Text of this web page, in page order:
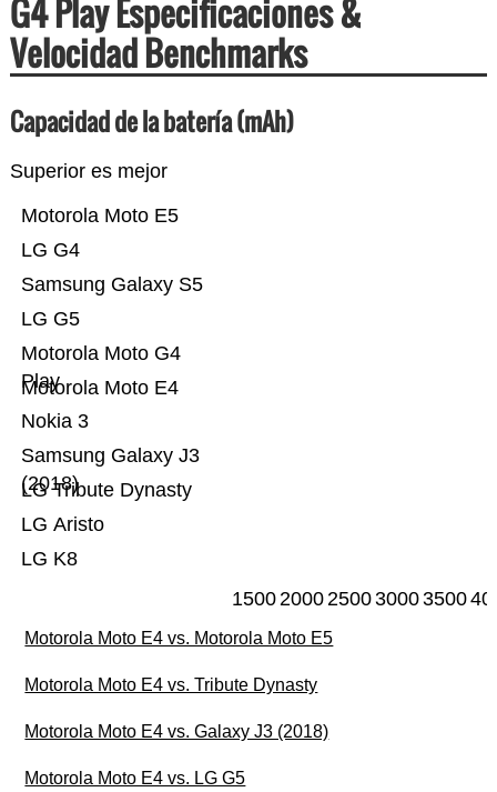
G4 Play Especificaciones &
Velocidad Benchmarks
Capacidad de la batería (mAh)
Superior es mejor
LG K8
LG Aristo
LG Tribute Dynasty
Samsung Galaxy J3
(2018)
Nokia 3
Motorola Moto E4
Motorola Moto G4
Play
LG G5
Samsung Galaxy S5
LG G4
Motorola Moto E5
15002000250030003500
Motorola Moto E4 vs. Motorola Moto E5
Motorola Moto E4 vs. Tribute Dynasty
Motorola Moto E4 vs. Galaxy J3 (2018)
Motorola Moto E4 vs. LG G5